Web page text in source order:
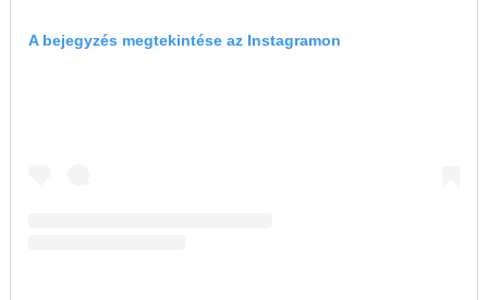
A bejegyzés megtekintése az Instagramon